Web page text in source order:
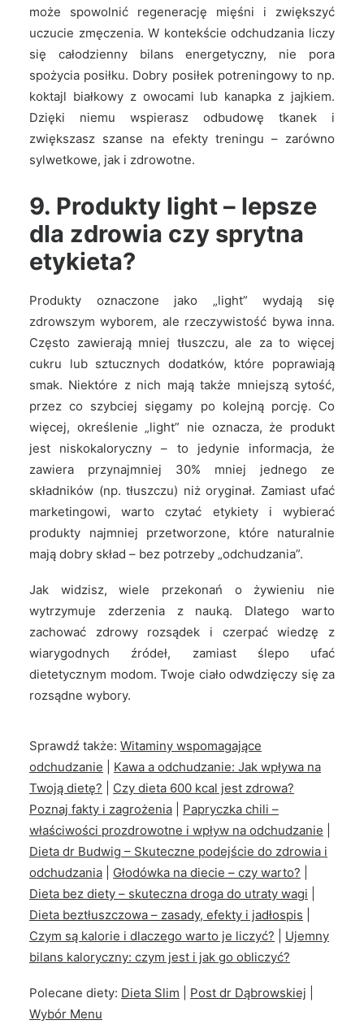
może spowolnić regenerację mięśni i zwiększyć
uczucie zmęczenia. W kontekście odchudzania liczy
się całodzienny bilans energetyczny, nie pora
spożycia posiłku. Dobry posiłek potreningowy to np.
koktajl białkowy z owocami lub kanapka z jajkiem.
Dzięki niemu wspierasz odbudowę tkanek i
zwiększasz szanse na efekty treningu – zarówno
sylwetkowe, jak i zdrowotne.
9. Produkty light – lepsze
dla zdrowia czy sprytna
etykieta?
Produkty oznaczone jako „light” wydają się
zdrowszym wyborem, ale rzeczywistość bywa inna.
Często zawierają mniej tłuszczu, ale za to więcej
cukru lub sztucznych dodatków, które poprawiają
smak. Niektóre z nich mają także mniejszą sytość,
przez co szybciej sięgamy po kolejną porcję. Co
więcej, określenie „light” nie oznacza, że produkt
jest niskokaloryczny – to jedynie informacja, że
zawiera przynajmniej 30% mniej jednego ze
składników (np. tłuszczu) niż oryginał. Zamiast ufać
marketingowi, warto czytać etykiety i wybierać
produkty najmniej przetworzone, które naturalnie
mają dobry skład – bez potrzeby „odchudzania”.
Jak widzisz, wiele przekonań o żywieniu nie
wytrzymuje zderzenia z nauką. Dlatego warto
zachować zdrowy rozsądek i czerpać wiedzę z
wiarygodnych źródeł, zamiast ślepo ufać
dietetycznym modom. Twoje ciało odwdzięczy się za
rozsądne wybory.
Sprawdź także: Witaminy wspomagające
odchudzanie
Kawa a odchudzanie: Jak wpływa na
Twoją dietę?
Czy dieta 600 kcal jest zdrowa?
Poznaj fakty i zagrożenia
Papryczka chili –
właściwości prozdrowotne i wpływ na odchudzanie
Dieta dr Budwig – Skuteczne podejście do zdrowia i
odchudzania
Głodówka na diecie – czy warto?
Dieta bez diety – skuteczna droga do utraty wagi
Dieta beztłuszczowa – zasady, efekty i jadłospis
Czym są kalorie i dlaczego warto je liczyć?
Ujemny
bilans kaloryczny: czym jest i jak go obliczyć?
Polecane diety: Dieta Slim Post dr Dąbrowskiej
Wybór Menu